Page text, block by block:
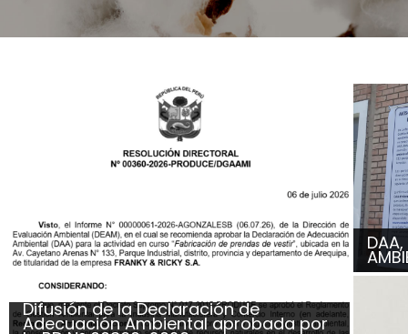
Difusión de la Declaración de
Adecuación Ambiental aprobada por